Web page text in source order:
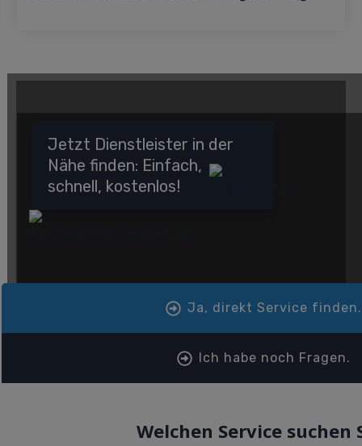
Jetzt Dienstleister in der
Nähe finden: Einfach,
schnell, kostenlos!
Ja, direkt Service finden.
Ich habe noch Fragen.
Welchen Service suchen